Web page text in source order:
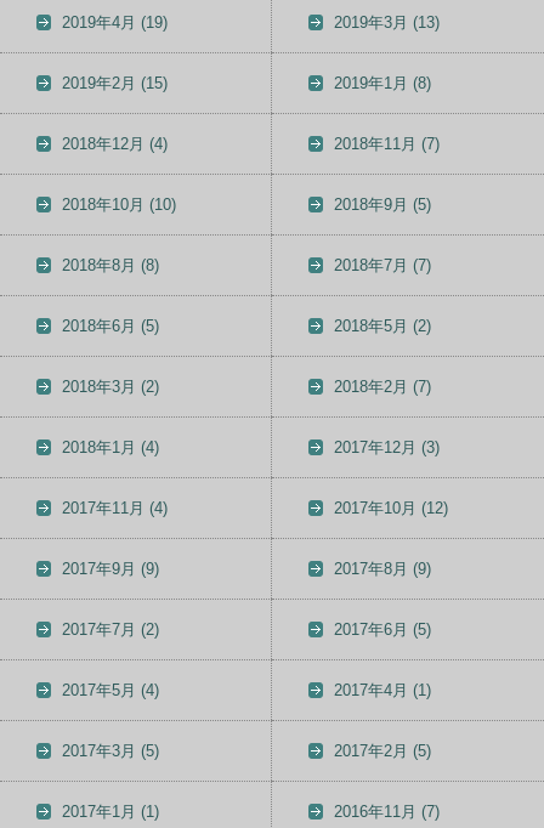
2019年4月 (19) 2019年3月 (13)
2019年2月 (15) 2019年1月 (8)
2018年12月 (4) 2018年11月 (7)
2018年10月 (10) 2018年9月 (5)
2018年8月 (8) 2018年7月 (7)
2018年6月 (5) 2018年5月 (2)
2018年3月 (2) 2018年2月 (7)
2018年1月 (4) 2017年12月 (3)
2017年11月 (4) 2017年10月 (12)
2017年9月 (9) 2017年8月 (9)
2017年7月 (2) 2017年6月 (5)
2017年5月 (4) 2017年4月 (1)
2017年3月 (5) 2017年2月 (5)
2017年1月 (1) 2016年11月 (7)